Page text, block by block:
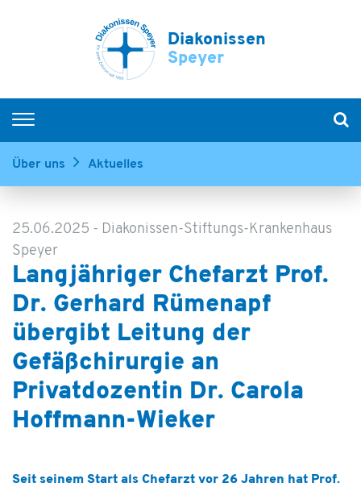
Diakonissen
Speyer
Krankenhäuser
Senioren
Menschen mit Behinderung
Kinder & Jugendliche
Hospiz & Palliative Care
Ausbildung & Karriere
Über uns
Über uns Aktuelles
25.06.2025 - Diakonissen-Stiftungs-Krankenhaus
Speyer
Langjähriger Chefarzt Prof.
Dr. Gerhard Rümenapf
übergibt Leitung der
Gefäßchirurgie an
Privatdozentin Dr. Carola
Hoffmann-Wieker
Seit seinem Start als Chefarzt vor 26 Jahren hat Prof.